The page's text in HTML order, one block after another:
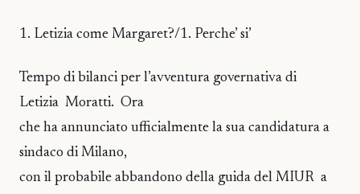
1. Letizia come Margaret?/1. Perche’ si’
Tempo di bilanci per l’avventura governativa di
Letizia Moratti. Ora
che ha annunciato ufficialmente la sua candidatura a
sindaco di Milano,
con il probabile abbandono della guida del MIUR a